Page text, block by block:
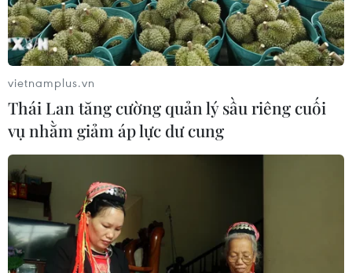
Anh: Nghi phạm vụ đâm dao ở London bị
buộc tội âm mưu giết người
01/05/2026 11:11
Nghi phạm vụ đâm dao nhằm vào cộng đồng người Do
Thái tại London bị buộc tội âm mưu giết người, trong khi
vietnamplus.vn
Thái Lan tăng cường quản lý sầu riêng cuối
vụ nhằm giảm áp lực dư cung